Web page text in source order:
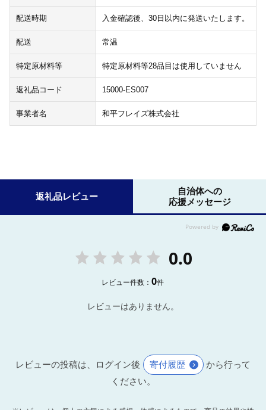
配送時期 入金確認後、30日以内に発送いたします。
配送 常温
特定原材料等 特定原材料等28品目は使用していません
返礼品コード 15000-ES007
事業者名 和平フレイズ株式会社
返礼品レビュー
自治体への
応援メッセージ
0.0
レビュー件数：0件
レビューはありません。
レビューの投稿は、ログイン後 寄付履歴
から行って
ください。